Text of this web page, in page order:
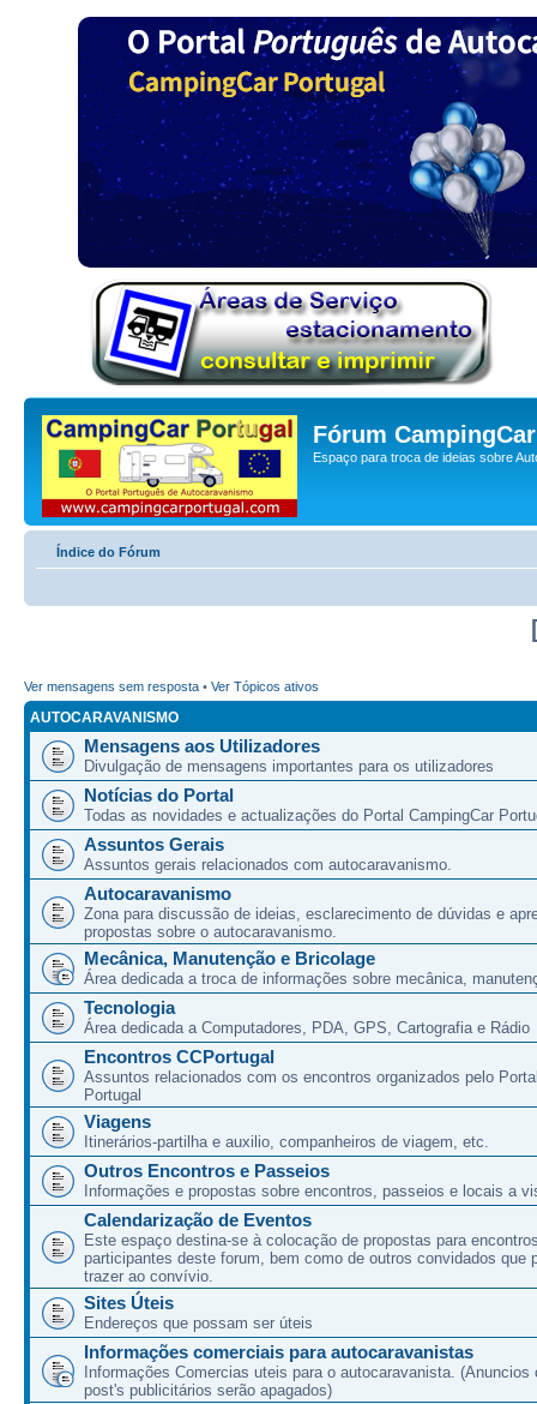
Fórum
Espaço para troca de ideias sobre
Índice do Fórum
Ver mensagens sem resposta • Ver Tópicos ativos
AUTOCARAVANISMO
Mensagens aos Utilizadores
Divulgação de mensagens importantes para os utilizadores
Notícias do Portal
Todas as novidades e actualizações do Portal CampingCar
Assuntos Gerais
Assuntos gerais relacionados com autocaravanismo.
Autocaravanismo
Zona para discussão de ideias, esclarecimento de dúvidas e
propostas sobre o autocaravanismo.
Mecânica, Manutenção e Bricolage
Área dedicada a troca de informações sobre mecânica,
Tecnologia
Área dedicada a Computadores, PDA, GPS, Cartografia e Rádio
Encontros CCPortugal
Assuntos relacionados com os encontros organizados pelo
Portugal
Viagens
Itinerários-partilha e auxilio, companheiros de viagem, etc.
Outros Encontros e Passeios
Informações e propostas sobre encontros, passeios e locais a
Calendarização de Eventos
Este espaço destina-se à colocação de propostas para
participantes deste forum, bem como de outros convidados que
trazer ao convívio.
Sites Úteis
Endereços que possam ser úteis
Informações comerciais para autocaravanistas
Informações Comercias uteis para o autocaravanista. (Anuncios
post's publicitários serão apagados)